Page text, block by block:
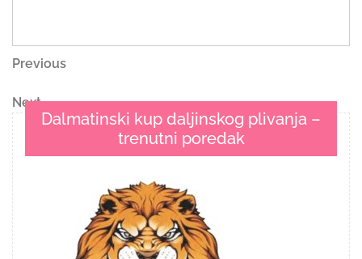
Navigacija
objava
Previous
Previous
Next
Post
Next
Dalmatinski kup daljinskog plivanja –
trenutni poredak